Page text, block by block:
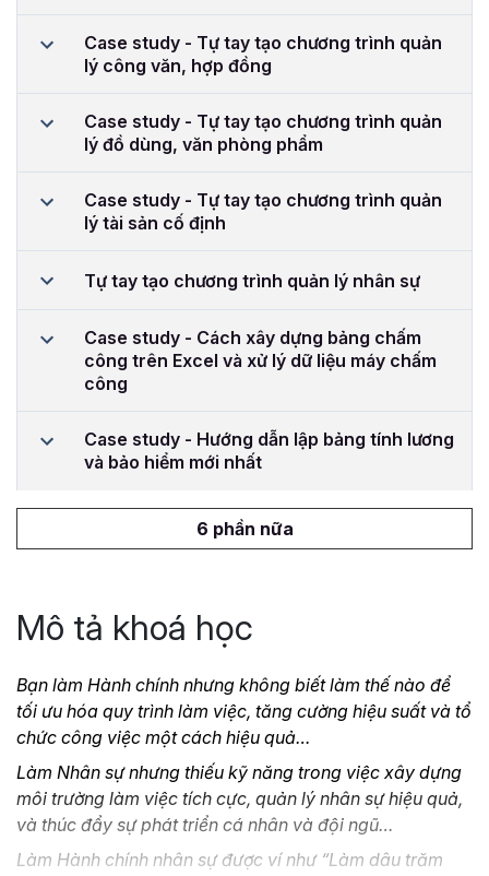
Case study - Tự tay tạo chương trình quản
lý công văn, hợp đồng
Case study - Tự tay tạo chương trình quản
lý đồ dùng, văn phòng phẩm
Case study - Tự tay tạo chương trình quản
lý tài sản cố định
Tự tay tạo chương trình quản lý nhân sự
Case study - Cách xây dựng bảng chấm
công trên Excel và xử lý dữ liệu máy chấm
công
Case study - Hướng dẫn lập bảng tính lương
và bảo hiểm mới nhất
6 phần nữa
Mô tả khoá học
Bạn làm Hành chính nhưng không biết làm thế nào để
tối ưu hóa quy trình làm việc, tăng cường hiệu suất và tổ
chức công việc một cách hiệu quả…
Làm Nhân sự nhưng thiếu kỹ năng trong việc xây dựng
môi trường làm việc tích cực, quản lý nhân sự hiệu quả,
và thúc đẩy sự phát triển cá nhân và đội ngũ…
Làm Hành chính nhân sự được ví như “Làm dâu trăm